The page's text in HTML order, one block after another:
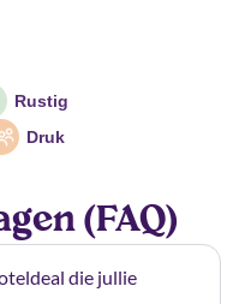
Rustig
Druk
(FAQ)
die jullie